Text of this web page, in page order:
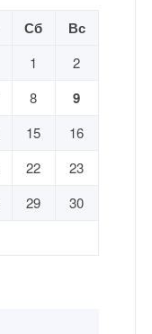
Сб Вс
1
2
8 9
15
16
22
23
29
30